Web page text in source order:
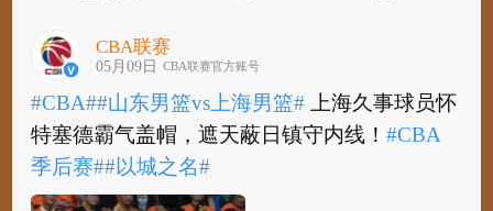
CBA联赛
05月09日 CBA联赛官方账号
#CBA##山东男篮vs上海男篮# 上海久事球员怀
特塞德霸气盖帽，遮天蔽日镇守内线！#CBA
季后赛##以城之名#
#CBA##山东男篮vs上海男篮#